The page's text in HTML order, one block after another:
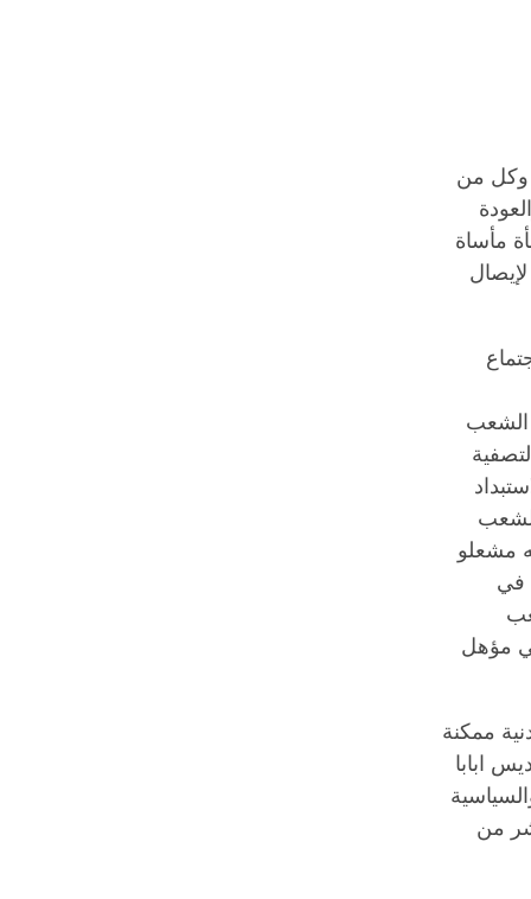
وكل من
مأساة
الشعب
مشعلو
في
مؤهل
ممكنة
ابابا
والسياسية
من